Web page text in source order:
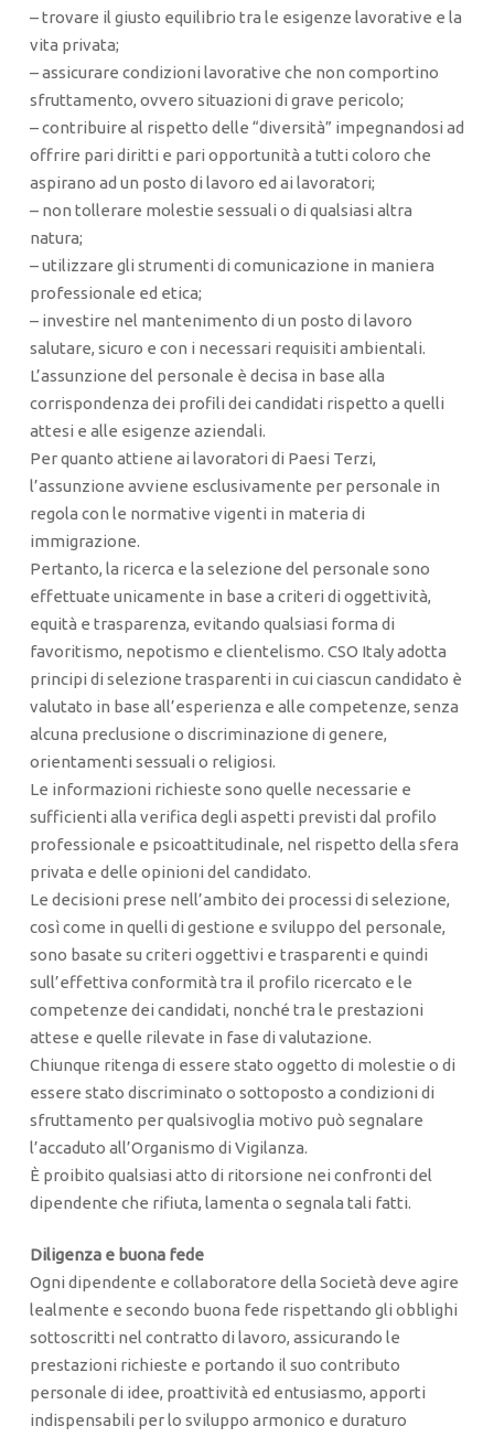
– trovare il giusto equilibrio tra le esigenze lavorative e la
vita privata;
– assicurare condizioni lavorative che non comportino
sfruttamento, ovvero situazioni di grave pericolo;
– contribuire al rispetto delle “diversità” impegnandosi ad
offrire pari diritti e pari opportunità a tutti coloro che
aspirano ad un posto di lavoro ed ai lavoratori;
– non tollerare molestie sessuali o di qualsiasi altra
natura;
– utilizzare gli strumenti di comunicazione in maniera
professionale ed etica;
– investire nel mantenimento di un posto di lavoro
salutare, sicuro e con i necessari requisiti ambientali.
L’assunzione del personale è decisa in base alla
corrispondenza dei profili dei candidati rispetto a quelli
attesi e alle esigenze aziendali.
Per quanto attiene ai lavoratori di Paesi Terzi,
l’assunzione avviene esclusivamente per personale in
regola con le normative vigenti in materia di
immigrazione.
Pertanto, la ricerca e la selezione del personale sono
effettuate unicamente in base a criteri di oggettività,
equità e trasparenza, evitando qualsiasi forma di
favoritismo, nepotismo e clientelismo. CSO Italy adotta
principi di selezione trasparenti in cui ciascun candidato è
valutato in base all’esperienza e alle competenze, senza
alcuna preclusione o discriminazione di genere,
orientamenti sessuali o religiosi.
Le informazioni richieste sono quelle necessarie e
sufficienti alla verifica degli aspetti previsti dal profilo
professionale e psicoattitudinale, nel rispetto della sfera
privata e delle opinioni del candidato.
Le decisioni prese nell’ambito dei processi di selezione,
così come in quelli di gestione e sviluppo del personale,
sono basate su criteri oggettivi e trasparenti e quindi
sull’effettiva conformità tra il profilo ricercato e le
competenze dei candidati, nonché tra le prestazioni
attese e quelle rilevate in fase di valutazione.
Chiunque ritenga di essere stato oggetto di molestie o di
essere stato discriminato o sottoposto a condizioni di
sfruttamento per qualsivoglia motivo può segnalare
l’accaduto all’Organismo di Vigilanza.
È proibito qualsiasi atto di ritorsione nei confronti del
dipendente che rifiuta, lamenta o segnala tali fatti.
Diligenza e buona fede
Ogni dipendente e collaboratore della Società deve agire
lealmente e secondo buona fede rispettando gli obblighi
sottoscritti nel contratto di lavoro, assicurando le
prestazioni richieste e portando il suo contributo
personale di idee, proattività ed entusiasmo, apporti
indispensabili per lo sviluppo armonico e duraturo